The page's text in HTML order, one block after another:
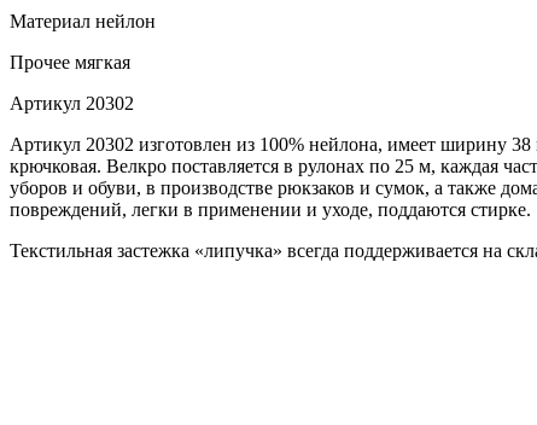
Материал нейлон
Прочее мягкая
Артикул 20302
Артикул 20302 изготовлен из 100% нейлона, имеет ширину
крючковая. Велкро поставляется в рулонах по 25 м, каждая
уборов и обуви, в производстве рюкзаков и сумок, а также
повреждений, легки в применении и уходе, поддаются стирке.
Текстильная застежка «липучка» всегда поддерживается на